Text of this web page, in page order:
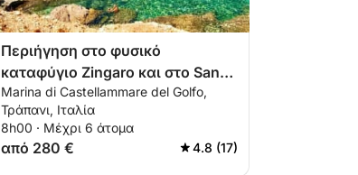
Περιήγηση στο φυσικό
καταφύγιο Zingaro και στο San
Vito Lo Capo
Marina di Castellammare del Golfo,
Τράπανι, Ιταλία
8h00 · Μέχρι 6 άτομα
από 280 € 4.8 (17)